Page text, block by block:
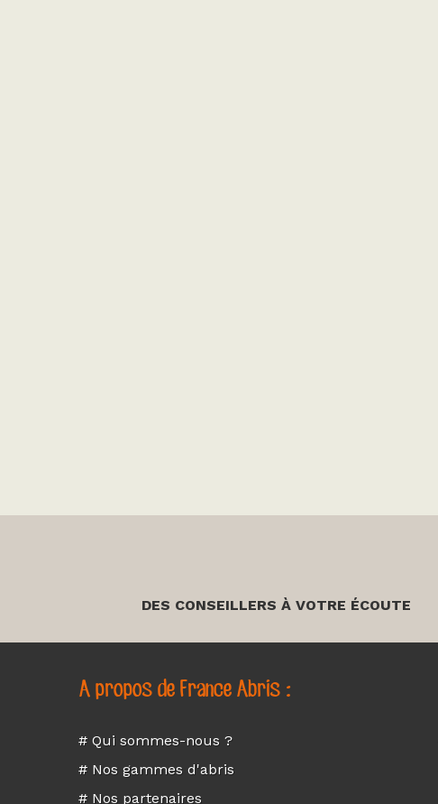
DES CONSEILLERS À VOTRE ÉCOUTE
A propos de France Abris :
# Qui sommes-nous ?
# Nos gammes d'abris
# Nos partenaires